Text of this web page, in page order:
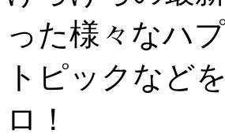
った様々なハ
トピックなど
ロ！